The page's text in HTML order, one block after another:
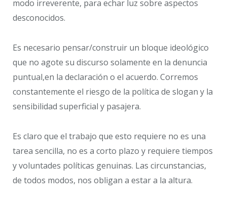
modo irreverente, para echar luz sobre aspectos
desconocidos.
Es necesario pensar/construir un bloque ideológico
que no agote su discurso solamente en la denuncia
puntual,en la declaración o el acuerdo. Corremos
constantemente el riesgo de la política de slogan y la
sensibilidad superficial y pasajera.
Es claro que el trabajo que esto requiere no es una
tarea sencilla, no es a corto plazo y requiere tiempos
y voluntades políticas genuinas. Las circunstancias,
de todos modos, nos obligan a estar a la altura.